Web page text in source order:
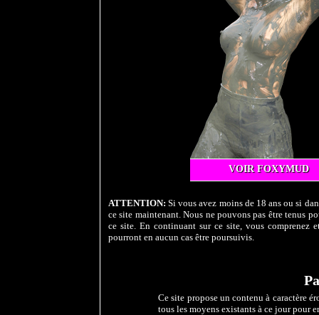
VOIR FOXYMUD
ATTENTION: Si vous avez moins de 18 ans ou si
ce site maintenant. Nous ne pouvons pas être tenus
ce site. En continuant sur ce site, vous comprenez
pourront en aucun cas être poursuivis.
Ce site propose un contenu à caractère
tous les moyens existants à ce jour pour